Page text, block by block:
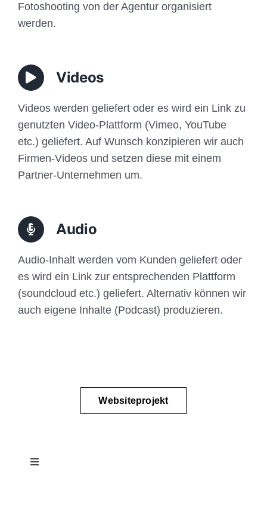
Fotoshooting von der Agentur organisiert
werden.
Videos
Videos werden geliefert oder es wird ein Link zu
genutzten Video-Plattform (Vimeo, YouTube
etc.) geliefert. Auf Wunsch konzipieren wir auch
Firmen-Videos und setzen diese mit einem
Partner-Unternehmen um.
Audio
Audio-Inhalt werden vom Kunden geliefert oder
es wird ein Link zur entsprechenden Plattform
(soundcloud etc.) geliefert. Alternativ können wir
auch eigene Inhalte (Podcast) produzieren.
Websiteprojekt
Toggle